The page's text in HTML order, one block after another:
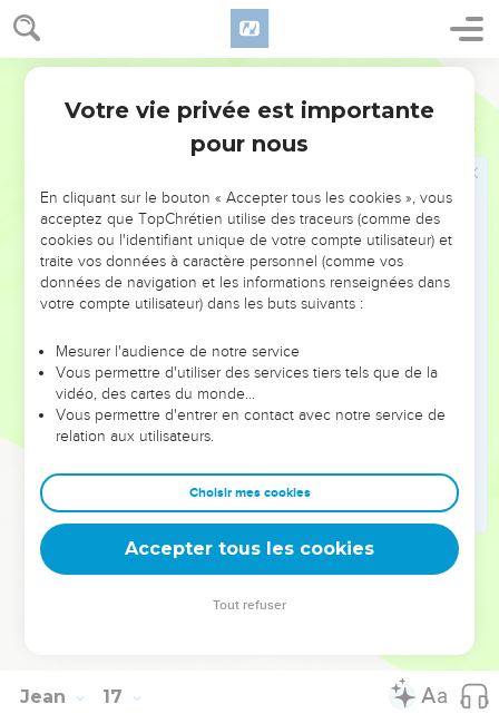
Jean 16
nom. Et je ne vous dis même pas que j’interviendrai en votre
27
et que vous avez cru que je suis venu de lui.
C’est vrai : je suis venu du Père et je suis venu dans le
monde. Maintenant, je quitte le monde et je retourne auprès
du Père.
—Maintenant enfin, s’écrièrent ses disciples, tu nous
parles en toute clarté, et non plus de manière figurée.
A présent, nous savons que tu sais tout et que tu connais
d’avance les questions que l’on aimerait te poser. C’est
pourquoi nous croyons que tu viens de Dieu.
—Ainsi donc, leur répondit Jésus, vous croyez à présent !
Mais l’heure vient, elle est déjà là, où vous serez dispersés
chacun de son côté, et vous me laisserez seul. Mais je ne
Il fallait que je vous dise aussi cela pour que vous trouviez
la paix en moi. Dans le monde, vous aurez à souffrir bien des
afflictions. Mais courage ! Moi, j’ai vaincu le monde.
La Bible Du Semeur Copyright © 1992, 1999 by Biblica, Inc.® Used by permission.
Jean 17
Votre vie privée est importante
pour nous
En cliquant sur le bouton « Accepter tous les cookies », vous
acceptez que TopChrétien utilise des traceurs (comme des
cookies ou l'identifiant unique de votre compte utilisateur) et
traite vos données à caractère personnel (comme vos
données de navigation et les informations renseignées dans
votre compte utilisateur) dans les buts suivants :
Mesurer l'audience de notre service
Vous permettre d'utiliser des services tiers tels que de la
vidéo, des cartes du monde…
Vous permettre d'entrer en contact avec notre service de
relation aux utilisateurs.
Choisir mes cookies
Accepter tous les cookies
Tout refuser